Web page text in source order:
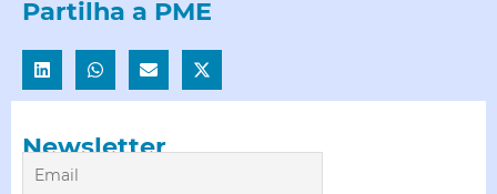
Partilha a PME
Newsletter